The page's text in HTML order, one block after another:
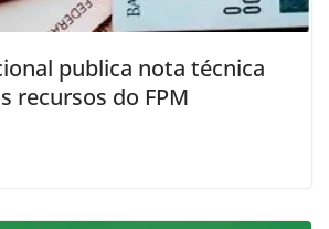
publica nota técnica
recursos do FPM